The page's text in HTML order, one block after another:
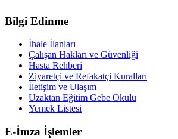
Bilgi Edinme
İhale İlanları
Çalışan Hakları ve Güvenliği
Hasta Rehberi
Ziyaretçi ve Refakatçi Kuralları
İletişim ve Ulaşım
Uzaktan Eğitim Gebe Okulu
Yemek Listesi
E-İmza İşlemler